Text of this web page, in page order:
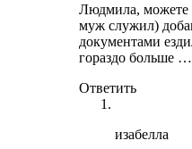
Людмила, можете
муж служил)
документами
гораздо больше
Ответить
изабелла